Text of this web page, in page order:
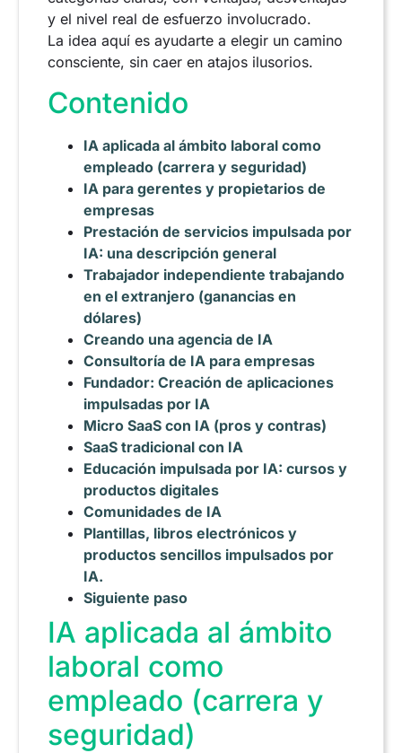
y el nivel real de esfuerzo involucrado.
La idea aquí es ayudarte a elegir un camino
consciente, sin caer en atajos ilusorios.
Contenido
IA aplicada al ámbito laboral como
empleado (carrera y seguridad)
IA para gerentes y propietarios de
empresas
Prestación de servicios impulsada por
IA: una descripción general
Trabajador independiente trabajando
en el extranjero (ganancias en
dólares)
Creando una agencia de IA
Consultoría de IA para empresas
Fundador: Creación de aplicaciones
impulsadas por IA
Micro SaaS con IA (pros y contras)
SaaS tradicional con IA
Educación impulsada por IA: cursos y
productos digitales
Comunidades de IA
Plantillas, libros electrónicos y
productos sencillos impulsados por
IA.
Siguiente paso
IA aplicada al ámbito
laboral como
empleado (carrera y
seguridad)